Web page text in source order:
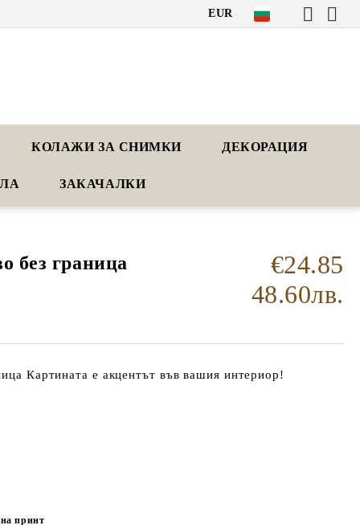
EUR
КОЛАЖИ ЗА СНИМКИ ДЕКОРАЦИЯ
ЗАКАЧАЛКИ
без граница
€24.85
48.60лв.
Картината е акцентът във вашия интериор!
принт